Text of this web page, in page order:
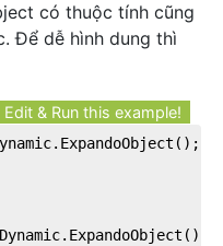
có thuộc tính cũng
Để dễ hình dung thì
& Run this example!